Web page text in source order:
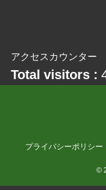
アクセスカウンター
Total visitors :
プライバシーポリシー
©